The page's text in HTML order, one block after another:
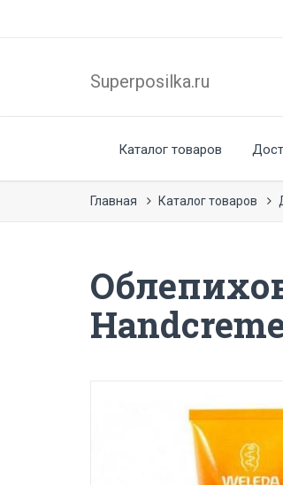
Superposilka.ru
Каталог товаров
Главная Каталог товаров